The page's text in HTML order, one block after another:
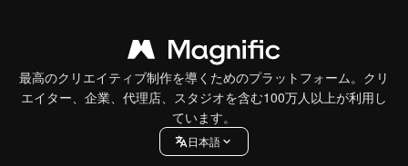
最高のクリエイティブ制作を導くためのプラットフォーム。クリ
エイター、企業、代理店、スタジオを含む100万人以上が利用し
ています。
日本語